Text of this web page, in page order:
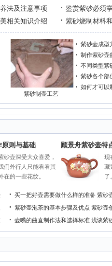
法及注意事项
相关知识介绍
鉴赏紫砂必须
紫砂烧制材料
紫砂制壶工艺
紫砂壶成型
制作紫砂壶
不同类型紫
紫砂各个部
如何才可以
原则与基础
砂壶深受大众喜爱，
们外行人只能看看其
在的一些花纹。
顾景舟紫砂壶特
现
藏
了。
买一把好壶需要做什么样的准备 紫砂
紫砂壶泡茶的基本步骤及优点 紫砂壶
壶嘴的曲直制作法和选择标准 浅谈紫